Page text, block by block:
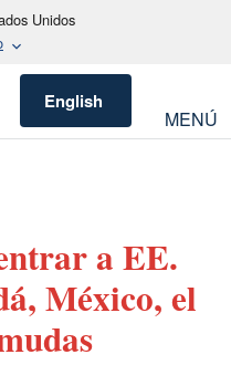
Unidos
English
MENÚ
a EE.
México, el